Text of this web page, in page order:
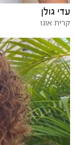
עדי גולן
קרית אונו